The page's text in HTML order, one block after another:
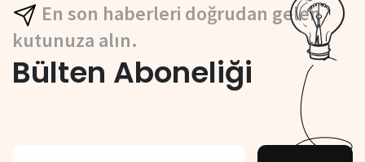
En son haberleri doğrudan gelen
kutunuza alın.
Bülten Aboneliği